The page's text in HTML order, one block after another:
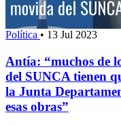
Política • 13 Jul 2023
Antía: “muchos de
del SUNCA tienen
la Junta
esas obras”